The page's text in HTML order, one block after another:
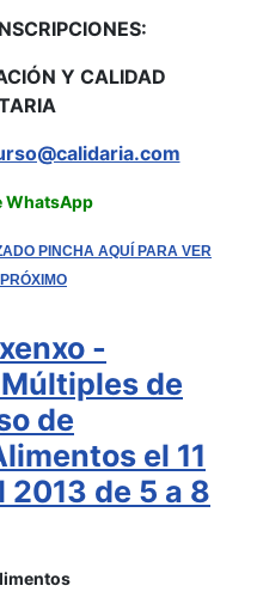
Y CALIDAD
WhatsApp
PINCHA AQUÍ PARA VER
-
de
de
el 11
2013 de 5 a 8